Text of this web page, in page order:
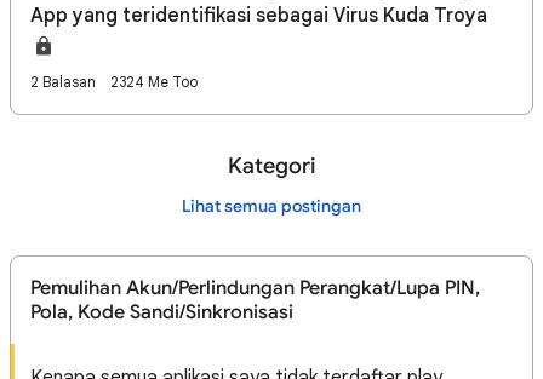
App yang teridentifikasi sebagai Virus Kuda Troya
2 Balasan 2324 Me Too
Kategori
Lihat semua postingan
Pemulihan Akun/Perlindungan Perangkat/Lupa PIN,
Pola, Kode Sandi/Sinkronisasi